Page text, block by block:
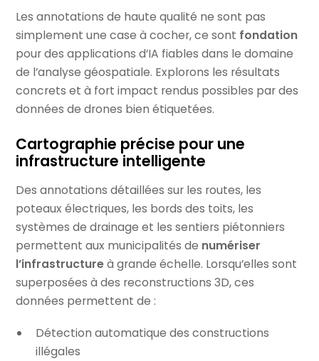
Les annotations de haute qualité ne sont pas
simplement une case à cocher, ce sont fondation
pour des applications d’IA fiables dans le domaine
de l’analyse géospatiale. Explorons les résultats
concrets et à fort impact rendus possibles par des
données de drones bien étiquetées.
Cartographie précise pour une
infrastructure intelligente
Des annotations détaillées sur les routes, les
poteaux électriques, les bords des toits, les
systèmes de drainage et les sentiers piétonniers
permettent aux municipalités de numériser
l’infrastructureà grande échelle. Lorsqu’elles sont
superposées à des reconstructions 3D, ces
données permettent de :
Détection automatique des constructions
illégales